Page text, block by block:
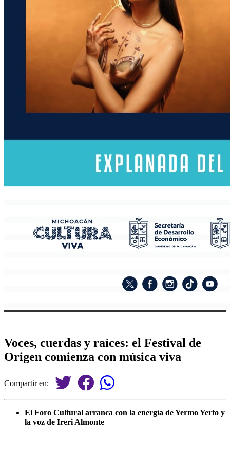
Voces, cuerdas y raíces: el Festival de
Origen comienza con música viva
Compartir en:
El Foro Cultural arranca con la energía de Yermo Yerto y
la voz de Ireri Almonte